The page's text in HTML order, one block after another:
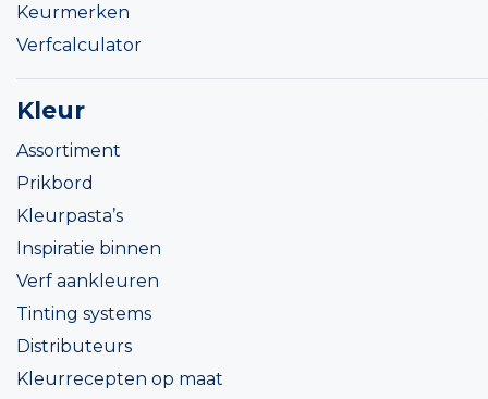
Keurmerken
Verfcalculator
Kleur
Assortiment
Prikbord
Kleurpasta’s
Inspiratie binnen
Verf aankleuren
Tinting systems
Distributeurs
Kleurrecepten op maat